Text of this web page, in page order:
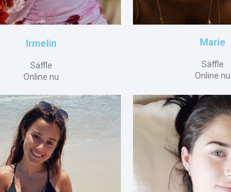
Irmelin
Säffle
Online nu
Marie
Säffle
Online nu